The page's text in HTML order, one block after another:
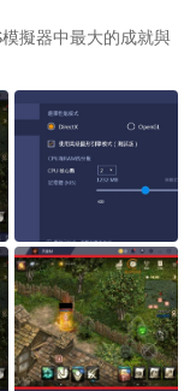
擬器中最大的成就與